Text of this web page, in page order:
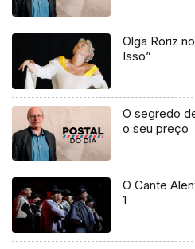
Olga Roriz
Isso”
O segredo
o seu preço
O Cante
1